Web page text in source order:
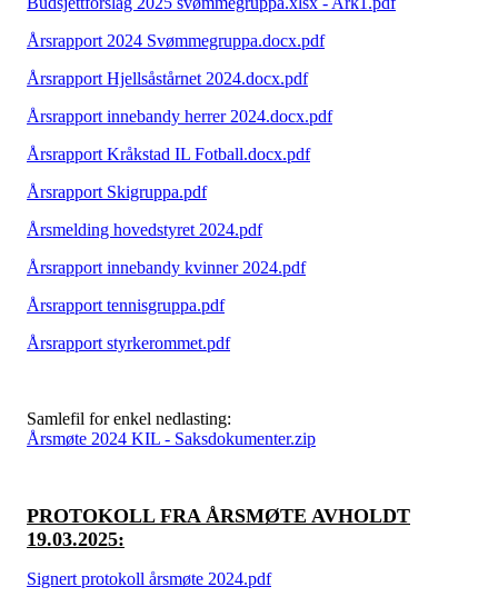
Årsrapport 2024 Svømmegruppa.docx.pdf
Årsrapport Hjellsåstårnet 2024.docx.pdf
Årsrapport innebandy herrer 2024.docx.pdf
Årsrapport Kråkstad IL Fotball.docx.pdf
Årsrapport Skigruppa.pdf
Årsmelding hovedstyret 2024.pdf
Årsrapport innebandy kvinner 2024.pdf
Årsrapport tennisgruppa.pdf
Årsrapport styrkerommet.pdf
Samlefil for enkel nedlasting:
Årsmøte 2024 KIL - Saksdokumenter.zip
PROTOKOLL FRA ÅRSMØTE AVHOLDT
19.03.2025:
Signert protokoll årsmøte 2024.pdf